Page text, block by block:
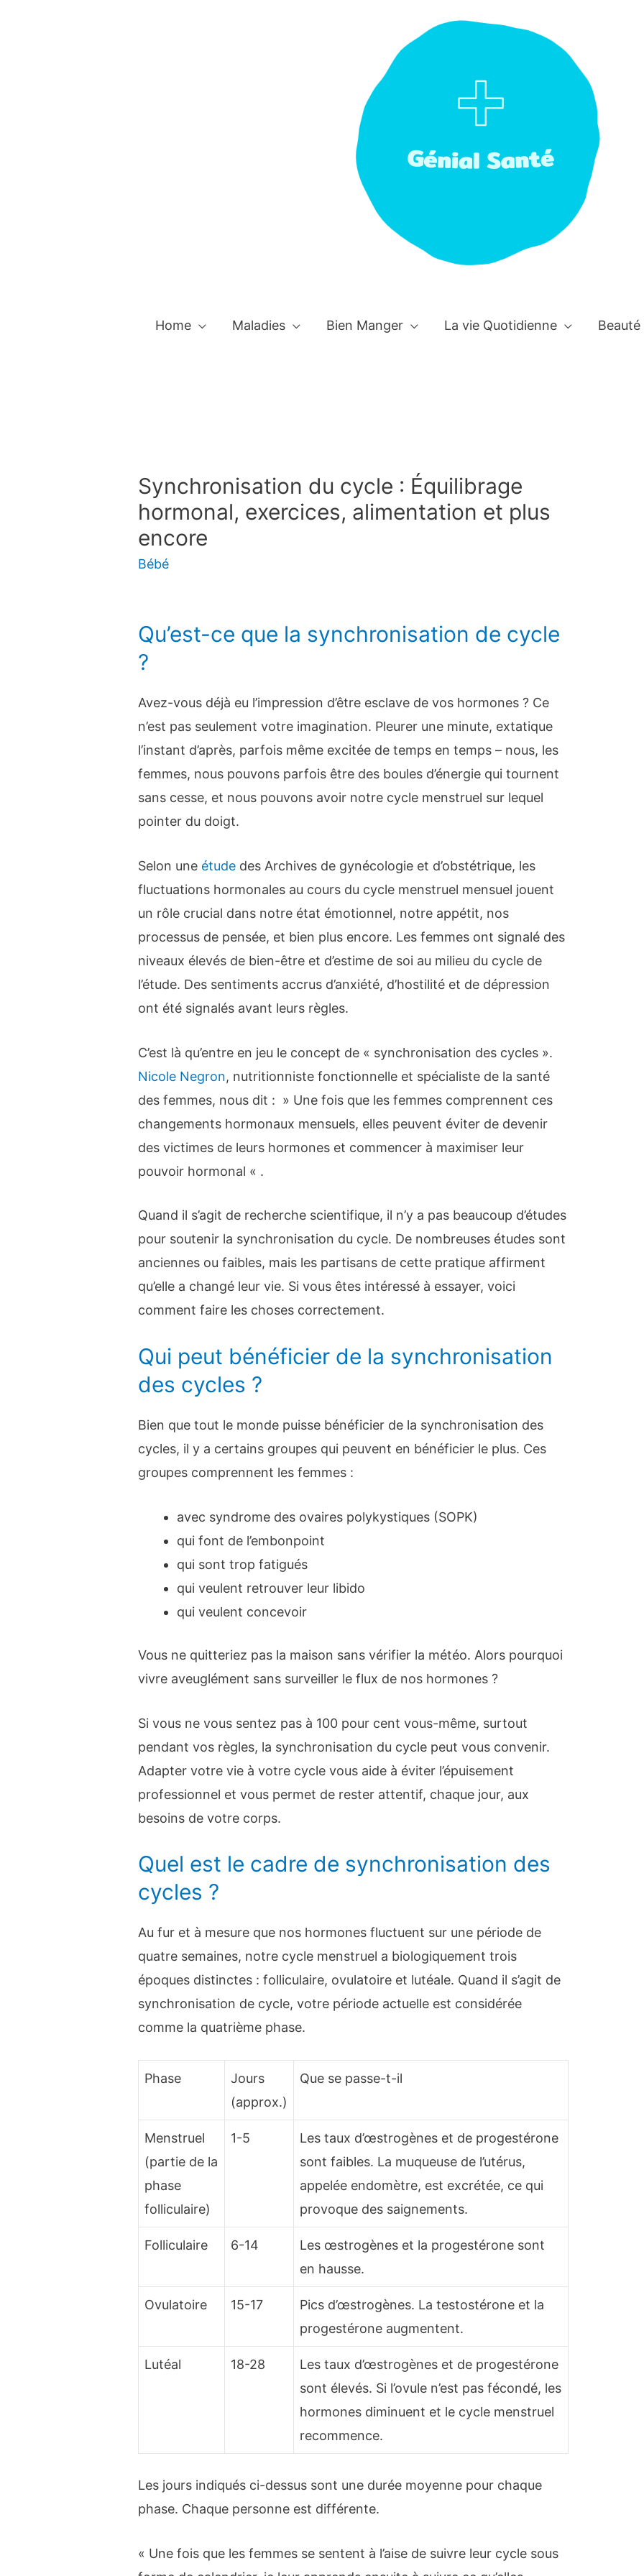
Home Maladies Bien Manger La vie Quotidienne Beauté
Synchronisation du cycle : Équilibrage
hormonal, exercices, alimentation et plus
encore
Bébé
Qu’est-ce que la synchronisation de cycle
?
Avez-vous déjà eu l’impression d’être esclave de vos hormones ? Ce
n’est pas seulement votre imagination. Pleurer une minute, extatique
l’instant d’après, parfois même excitée de temps en temps – nous, les
femmes, nous pouvons parfois être des boules d’énergie qui tournent
sans cesse, et nous pouvons avoir notre cycle menstruel sur lequel
pointer du doigt.
Selon une étude des Archives de gynécologie et d’obstétrique, les
fluctuations hormonales au cours du cycle menstruel mensuel jouent
un rôle crucial dans notre état émotionnel, notre appétit, nos
processus de pensée, et bien plus encore. Les femmes ont signalé des
niveaux élevés de bien-être et d’estime de soi au milieu du cycle de
l’étude. Des sentiments accrus d’anxiété, d’hostilité et de dépression
ont été signalés avant leurs règles.
C’est là qu’entre en jeu le concept de « synchronisation des cycles ».
Nicole Negron, nutritionniste fonctionnelle et spécialiste de la santé
des femmes, nous dit : » Une fois que les femmes comprennent ces
changements hormonaux mensuels, elles peuvent éviter de devenir
des victimes de leurs hormones et commencer à maximiser leur
pouvoir hormonal « .
Quand il s’agit de recherche scientifique, il n’y a pas beaucoup d’études
pour soutenir la synchronisation du cycle. De nombreuses études sont
anciennes ou faibles, mais les partisans de cette pratique affirment
qu’elle a changé leur vie. Si vous êtes intéressé à essayer, voici
comment faire les choses correctement.
Qui peut bénéficier de la synchronisation
des cycles ?
Bien que tout le monde puisse bénéficier de la synchronisation des
cycles, il y a certains groupes qui peuvent en bénéficier le plus. Ces
groupes comprennent les femmes :
avec syndrome des ovaires polykystiques (SOPK)
qui font de l’embonpoint
qui sont trop fatigués
qui veulent retrouver leur libido
qui veulent concevoir
Vous ne quitteriez pas la maison sans vérifier la météo. Alors pourquoi
vivre aveuglément sans surveiller le flux de nos hormones ?
Si vous ne vous sentez pas à 100 pour cent vous-même, surtout
pendant vos règles, la synchronisation du cycle peut vous convenir.
Adapter votre vie à votre cycle vous aide à éviter l’épuisement
professionnel et vous permet de rester attentif, chaque jour, aux
besoins de votre corps.
Quel est le cadre de synchronisation des
cycles ?
Au fur et à mesure que nos hormones fluctuent sur une période de
quatre semaines, notre cycle menstruel a biologiquement trois
époques distinctes : folliculaire, ovulatoire et lutéale. Quand il s’agit de
synchronisation de cycle, votre période actuelle est considérée
comme la quatrième phase.
Phase
Jours
(approx.)
Que se passe-t-il
Menstruel
(partie de la
phase
folliculaire)
1-5
Les taux d’œstrogènes et de progestérone
sont faibles. La muqueuse de l’utérus,
appelée endomètre, est excrétée, ce qui
provoque des saignements.
Folliculaire 6-14
Les œstrogènes et la progestérone sont
en hausse.
Ovulatoire 15-17
Pics d’œstrogènes. La testostérone et la
progestérone augmentent.
Lutéal 18-28
Les taux d’œstrogènes et de progestérone
sont élevés. Si l’ovule n’est pas fécondé, les
hormones diminuent et le cycle menstruel
recommence.
Les jours indiqués ci-dessus sont une durée moyenne pour chaque
phase. Chaque personne est différente.
« Une fois que les femmes se sentent à l’aise de suivre leur cycle sous